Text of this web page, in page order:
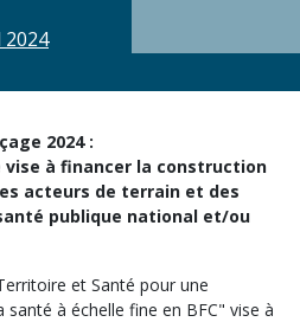
2024 :
à financer la construction
acteurs de terrain et des
publique national et/ou
et Santé pour une
à échelle fine en BFC" vise à